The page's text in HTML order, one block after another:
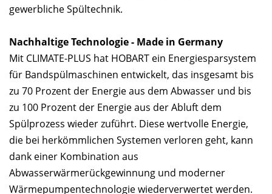
gewerbliche Spültechnik.
Nachhaltige Technologie - Made in Germany
Mit CLIMATE-PLUS hat HOBART ein Energiesparsystem
für Bandspülmaschinen entwickelt, das insgesamt bis
zu 70 Prozent der Energie aus dem Abwasser und bis
zu 100 Prozent der Energie aus der Abluft dem
Spülprozess wieder zuführt. Diese wertvolle Energie,
die bei herkömmlichen Systemen verloren geht, kann
dank einer Kombination aus
Abwasserwärmerückgewinnung und moderner
Wärmepumpentechnologie wiederverwertet werden.